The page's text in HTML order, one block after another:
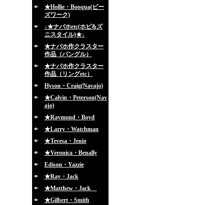
★Hollie・Booqua(ビー
ズワーク)
↓★ナバホetc(ホピ&ズ
ニスタイル)★↓
★ナバホ作クラスター
作品（バングル）
★ナバホ作クラスター
作品（リングetc）
Hyson・Craig(Navajo)
★Calvin・Peterson(Nav
ajo)
★Raymond・Boyd
★Larry・Watchman
★Tevesa・Jenio
★Veronica・Benally
Edison・Yazzie
★Ray・Jack
★Matthew・Jack
★Gilbert・Smith